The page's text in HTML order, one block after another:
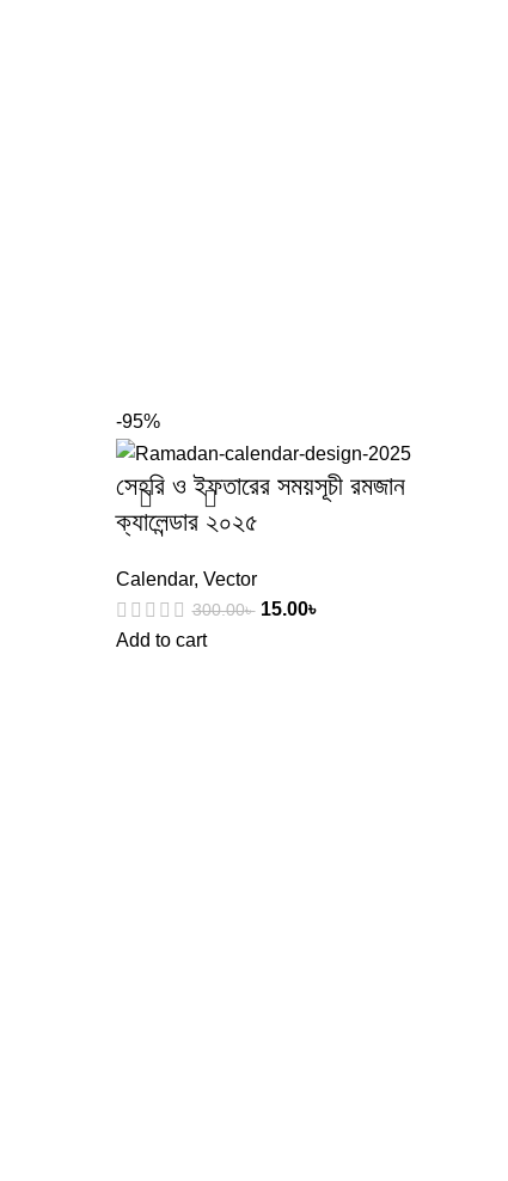
-95%
সেহরি ও ইফতারের সময়সূচী রমজান
ক্যালেন্ডার ২০২৫
Calendar, Vector
300.00৳ 15.00৳
Add to cart